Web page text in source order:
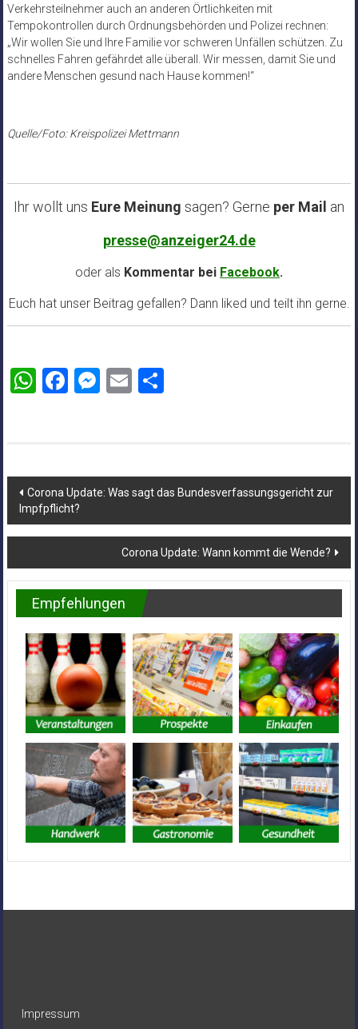
Verkehrsteilnehmer auch an anderen Örtlichkeiten mit
Tempokontrollen durch Ordnungsbehörden und Polizei rechnen:
„Wir wollen Sie und Ihre Familie vor schweren Unfällen schützen. Zu
schnelles Fahren gefährdet alle überall. Wir messen, damit Sie und
andere Menschen gesund nach Hause kommen!“
Quelle/Foto: Kreispolizei Mettmann
Ihr wollt uns Eure Meinung sagen? Gerne per Mail an
presse@anzeiger24.de
oder als Kommentar bei Facebook.
Euch hat unser Beitrag gefallen? Dann liked und teilt ihn gerne.
WhatsApp
Facebook
Messenger
EmailTeilen
Beitragsnavigation
Corona Update: Was sagt das Bundesverfassungsgericht zur
Impfpflicht?
Corona Update: Wann kommt die Wende?
Empfehlungen
Impressum